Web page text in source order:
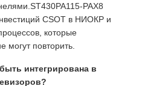
PAX8
CSOT в НИОКР и
которые
могут повторить.
интегрирована в